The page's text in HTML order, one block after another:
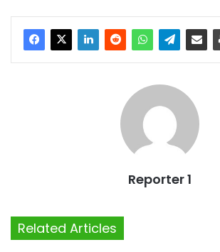
Reporter 1
Related Articles